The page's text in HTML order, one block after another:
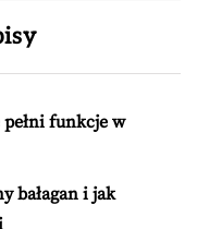
funkcje w
bałagan i jak